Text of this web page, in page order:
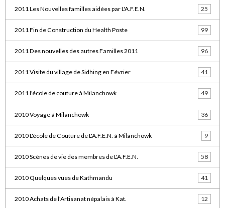
2011 Les Nouvelles familles aidées par L'A.F.E.N. 25
2011 Fin de Construction du Health Poste 99
2011 Des nouvelles des autres Familles 2011 96
2011 Visite du village de Sidhing en Février 41
2011 l'école de couture à Milanchowk 49
2010 Voyage à Milanchowk 36
2010 L'école de Couture de L'A.F.E.N. à Milanchowk 9
2010 Scènes de vie des membres de L'A.F.E.N. 58
2010 Quelques vues de Kathmandu 41
2010 Achats de l'Artisanat népalais à Kat. 12